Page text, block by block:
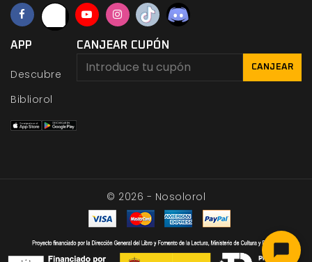
APP
Descubre
Bibliorol
CANJEAR CUPÓN
CANJEAR
© 2026 - Nosolorol